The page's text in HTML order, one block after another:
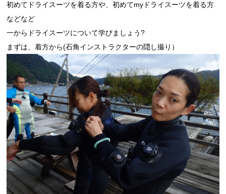
初めてドライスーツを着る方や、初めてmyドライスーツを着る方
などなど
一からドライスーツについて学びましょう?
まずは、着方から(石角インストラクターの隠し撮り）